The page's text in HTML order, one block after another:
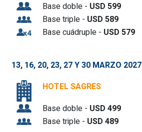
Base doble - USD 599
Base triple - USD 589
Base cuádruple - USD 579
13, 16, 20, 23, 27 Y 30 MARZO 2027
HOTEL SAGRES
Base doble - USD 499
Base triple - USD 489